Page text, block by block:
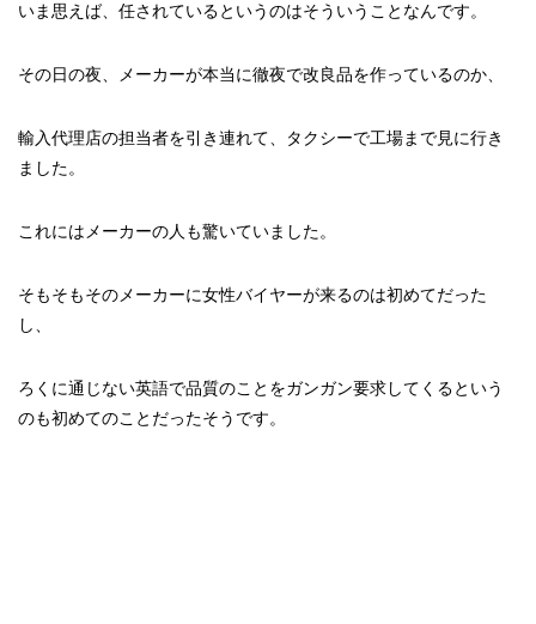
いま思えば、任されているというのはそういうことなんです。
その日の夜、メーカーが本当に徹夜で改良品を作っているのか、
輸入代理店の担当者を引き連れて、タクシーで工場まで見に行き
ました。
これにはメーカーの人も驚いていました。
そもそもそのメーカーに女性バイヤーが来るのは初めてだった
し、
ろくに通じない英語で品質のことをガンガン要求してくるという
のも初めてのことだったそうです。